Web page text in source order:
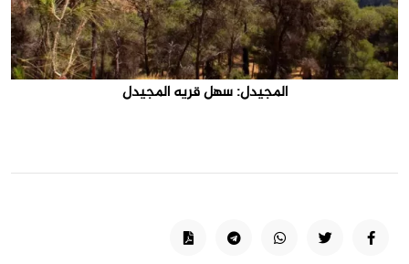
المجيدل: سهل قريه المجيدل